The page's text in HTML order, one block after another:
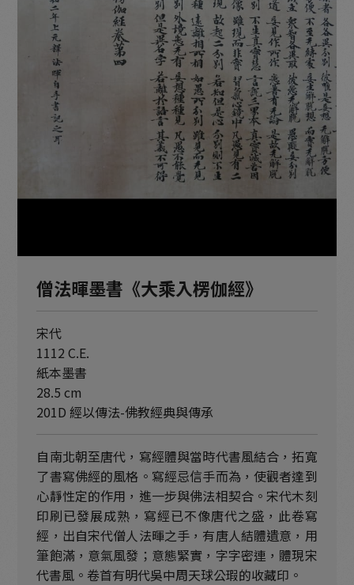
僧法暉墨書《大乘入楞伽經》
宋代
1112 C.E.
紙本墨書
28.5 cm
201D 經以傳法-佛教經典與傳承
自南北朝至唐代，寫經體與當時代書風結合，拓寬
了書寫佛經的風格。寫經忌信手而為，使觀者達到
心靜性定的作用，進一步與佛法相契合。宋代木刻
印刷已發展成熟，寫經已不像唐代之盛，此卷寫
經，出自宋代僧人法暉之手，有唐人結體遺意，用
筆飽滿，意氣風發；意態緊實，字字密連，體現宋
代書風。卷首有明代吳中周天球公瑕的收藏印。